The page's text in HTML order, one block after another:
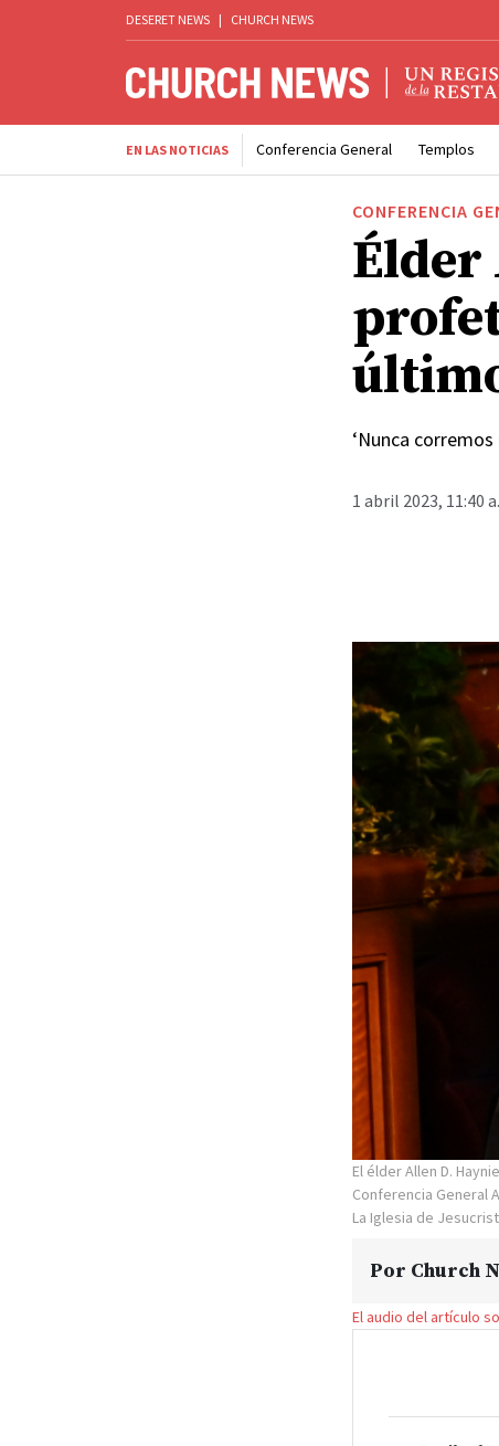
DESERET NEWS | CHURCH NEWS
EN LAS NOTICIAS Conferencia General Templos
CONFERENCIA
Élder
‘Nunca
1 abril 2023, 11:40
El élder Allen D.
Conferencia General
La Iglesia de
Por Church
El audio del artículo